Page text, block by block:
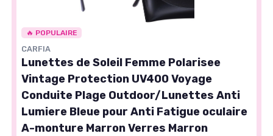
🔥 POPULAIRE
CARFIA
Lunettes de Soleil Femme Polarisee
Vintage Protection UV400 Voyage
Conduite Plage Outdoor/Lunettes Anti
Lumiere Bleue pour Anti Fatigue oculaire
A-monture Marron Verres Marron